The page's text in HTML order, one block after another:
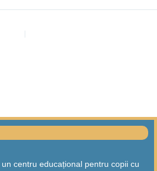
centru educațional pentru copii cu